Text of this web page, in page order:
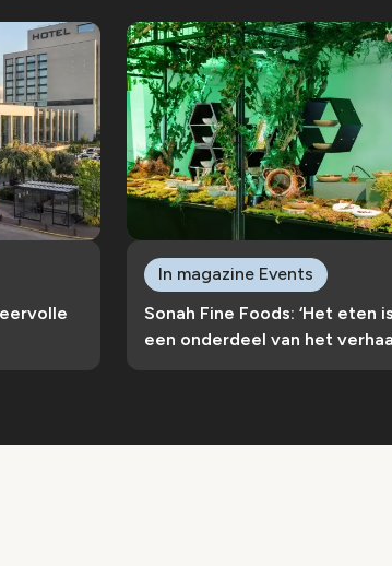
Sonah Fine Foods: ‘Het eten
een onderdeel van het
In magazine Events